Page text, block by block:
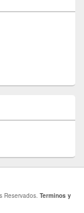
Reservados. Terminos y